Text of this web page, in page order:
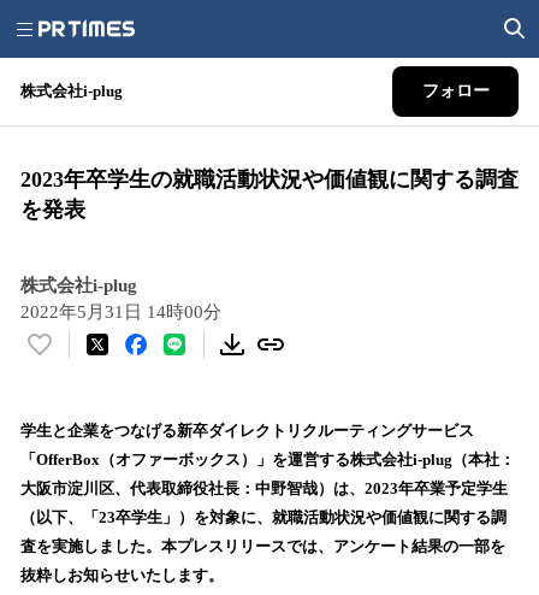
株式会社i-plug フォロー
2023年卒学生の就職活動状況や価値観に関する調査
を発表
株式会社i-plug
2022年5月31日 14時00分
い
！
数
を
読
み
込
み
学生と企業をつなげる新卒ダイレクトリクルーティングサービス
「OfferBox（オファーボックス）」を運営する株式会社i-plug（本社：
大阪市淀川区、代表取締役社長：中野智哉）は、2023年卒業予定学生
（以下、「23卒学生」）を対象に、就職活動状況や価値観に関する調
査を実施しました。本プレスリリースでは、アンケート結果の一部を
抜粋しお知らせいたします。